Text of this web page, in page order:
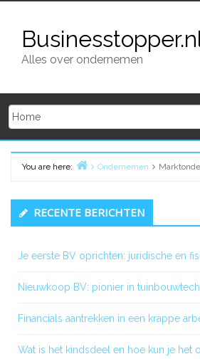
content
Alles over ondernemen
You are here:
Ondernemen
Primary
Sidebar
RECENTE BERICHTEN
Je eerste BV oprichten: juridische en
Nieuwkoop BV: pionier in
Financials aantrekken in een krappe
Wat is het kindsdeel en hoe kun je het